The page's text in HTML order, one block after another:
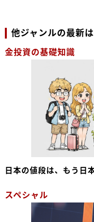
他ジャンルの最新
金投資の基礎知識
日本の値段は、もう日
スペシャル